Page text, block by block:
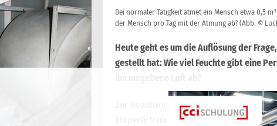
Bei normaler Tätigkeit atmet ein Mensch etwa 0,5
der Mensch pro Tag mit der Atmung ab? (Abb. ©
Heute geht es um die Auflösung der
gestellt hat: Wie viel Feuchte gibt eine
Zur Beantwortung der Frage gab es
körperlich nicht anstrengenden